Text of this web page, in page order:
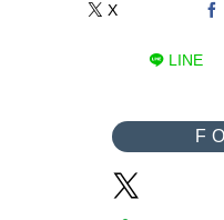
X
LINE